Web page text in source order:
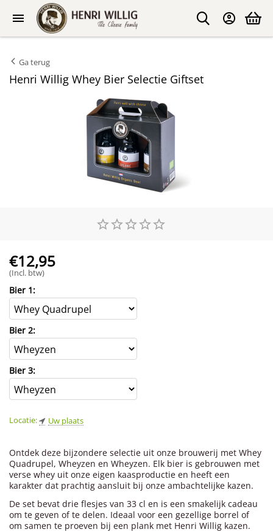
Ga terug
Henri Willig Whey Bier Selectie Giftset
€12,95
(Incl. btw)
Bier 1:
Bier 2:
Bier 3:
Locatie: Uw plaats
Ontdek deze bijzondere selectie uit onze brouwerij met Whey
Quadrupel, Wheyzen en Wheyzen. Elk bier is gebrouwen met
verse whey uit onze eigen kaasproductie en heeft een
karakter dat prachtig aansluit bij onze ambachtelijke kazen.
De set bevat drie flesjes van 33 cl en is een smakelijk cadeau
om te geven of te delen. Ideaal voor een gezellige borrel of
om samen te proeven bij een plank met Henri Willig kazen.